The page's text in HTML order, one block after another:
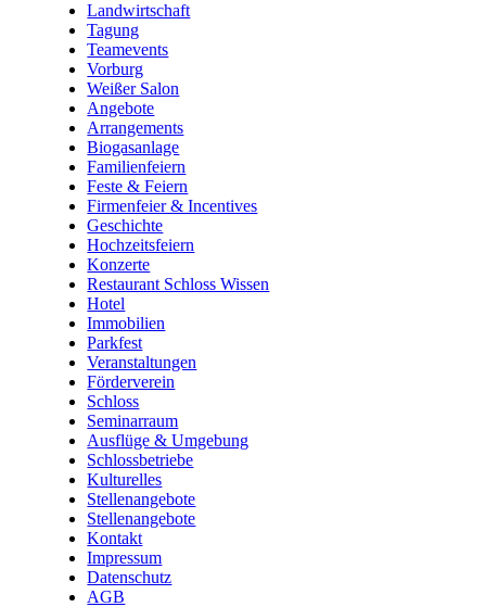
Landwirtschaft
Tagung
Teamevents
Vorburg
Weißer Salon
Angebote
Arrangements
Biogasanlage
Familienfeiern
Feste & Feiern
Firmenfeier & Incentives
Geschichte
Hochzeitsfeiern
Konzerte
Restaurant Schloss Wissen
Hotel
Immobilien
Parkfest
Veranstaltungen
Förderverein
Schloss
Seminarraum
Ausflüge & Umgebung
Schlossbetriebe
Kulturelles
Stellenangebote
Stellenangebote
Kontakt
Impressum
Datenschutz
AGB